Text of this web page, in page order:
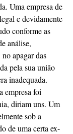
Uma empresa de
e devidamente
conforme as
análise,
apagar das
pela sua união
inadequada.
empresa foi
diriam uns. Um
sob a
de uma certa ex-